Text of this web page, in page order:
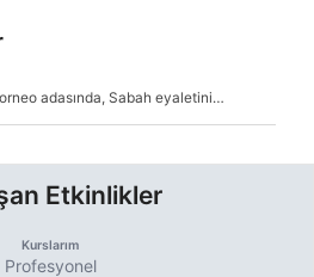
adasında, Sabah eyaletinin
Etkinlikler
Kurslarım
Profesyonel